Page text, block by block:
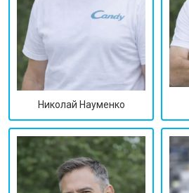
Николай Науменко